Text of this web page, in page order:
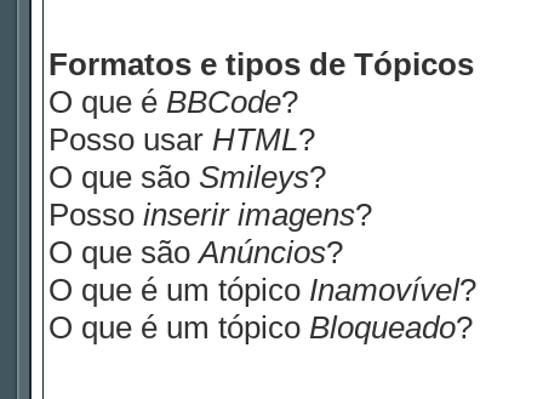
Formatos e tipos de Tópicos
O que é BBCode?
Posso usar HTML?
O que são Smileys?
Posso inserir imagens?
O que sãoAnúncios?
O que é um tópico Inamovível?
O que é um tópico Bloqueado?